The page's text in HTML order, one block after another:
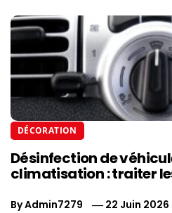
DÉCORATION
Désinfection de
climatisation : traiter
ByAdmin7279 22 Juin 2026